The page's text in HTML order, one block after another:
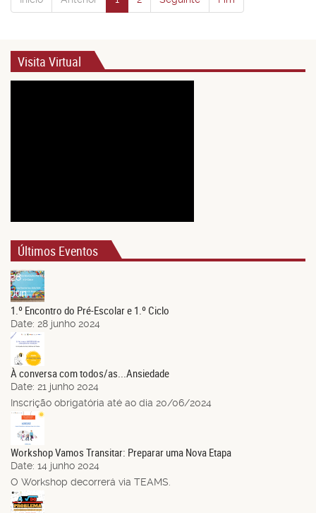
Visita Virtual
Últimos Eventos
28
Jun.
1.º Encontro do Pré-Escolar e 1.º Ciclo
Date: 28 junho 2024
21
Jun.
À conversa com todos/as...Ansiedade
Date: 21 junho 2024
Inscrição obrigatória até ao dia 20/06/2024
Jun.
Workshop Vamos Transitar: Preparar uma Nova Etapa
Date: 14 junho 2024
O Workshop decorrerá via TEAMS.
03